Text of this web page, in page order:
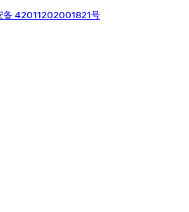
备 42011202001821号